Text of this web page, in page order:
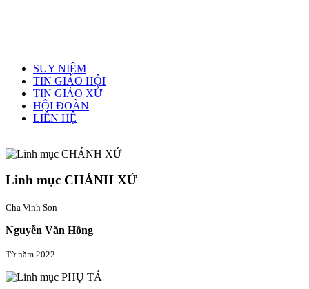
SUY NIỆM
TIN GIÁO HỘI
TIN GIÁO XỨ
HỘI ĐOÀN
LIÊN HỆ
Linh mục CHÁNH XỨ
Cha Vinh Sơn
Nguyễn Văn Hồng
Từ năm 2022